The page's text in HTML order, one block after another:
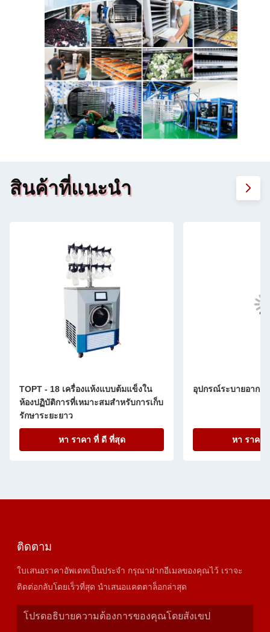
สินค้าที่แนะนํา
TOPT - 18 เครื่องแห้งแบบต้มแข็งใน
ห้องปฏิบัติการที่เหมาะสมสําหรับการเก็บ
รักษาระยะยาว
หา ราคา ที่ ดี ที่สุด
อุปกรณ์ระบายอากา
หา ราคา
ติดตาม
ใบเสนอราคาอัพเดทเป็นประจำ กรุณาฝากอีเมลของคุณไว้ เราจะ
ติดต่อกลับโดยเร็วที่สุด นำเสนอแคตตาล็อกล่าสุด